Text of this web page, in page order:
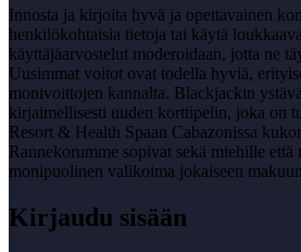
Innosta ja kirjoita hyvä ja opettavainen
henkilökohtaisia ​​tietoja tai käytä
käyttäjäarvostelut moderoidaan, jotta ne
Uusimmat voitot ovat todella hyviä,
monivoittojen kannalta. Blackjackin
kirjaimellisesti uuden korttipelin, joka on
Resort & Health Spaan Cabazonissa
Rannekorumme sopivat sekä miehille
monipuolinen valikoima jokaiseen
Kirjaudu sisään